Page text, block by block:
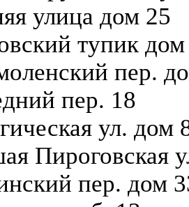
улица дом 25
тупик
пер.
пер. 18
ул. дом
Пироговская
пер. дом